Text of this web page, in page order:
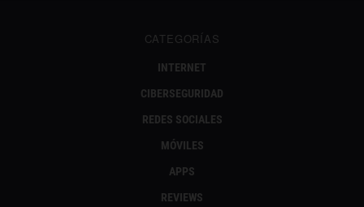
CATEGORÍAS
INTERNET
CIBERSEGURIDAD
REDES SOCIALES
MÓVILES
APPS
REVIEWS